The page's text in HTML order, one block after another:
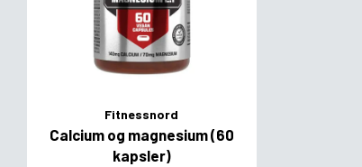
Fitnessnord
Calcium og magnesium (60
kapsler)